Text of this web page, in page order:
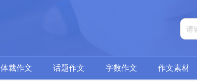
体裁作文 话题作文 字数作文 作文素材